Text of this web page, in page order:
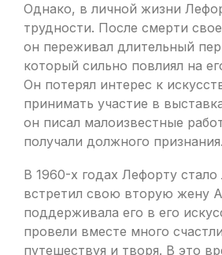
Однако, в личной жизни
трудности. После смерти
он переживал длительный
который сильно повлиял на
Он потерял интерес к
принимать участие в
он писал малоизвестные
получали должного признания.
В 1960-х годах Лефорту
встретил свою вторую жену
поддерживала его в его
провели вместе много
путешествуя и творя. В это